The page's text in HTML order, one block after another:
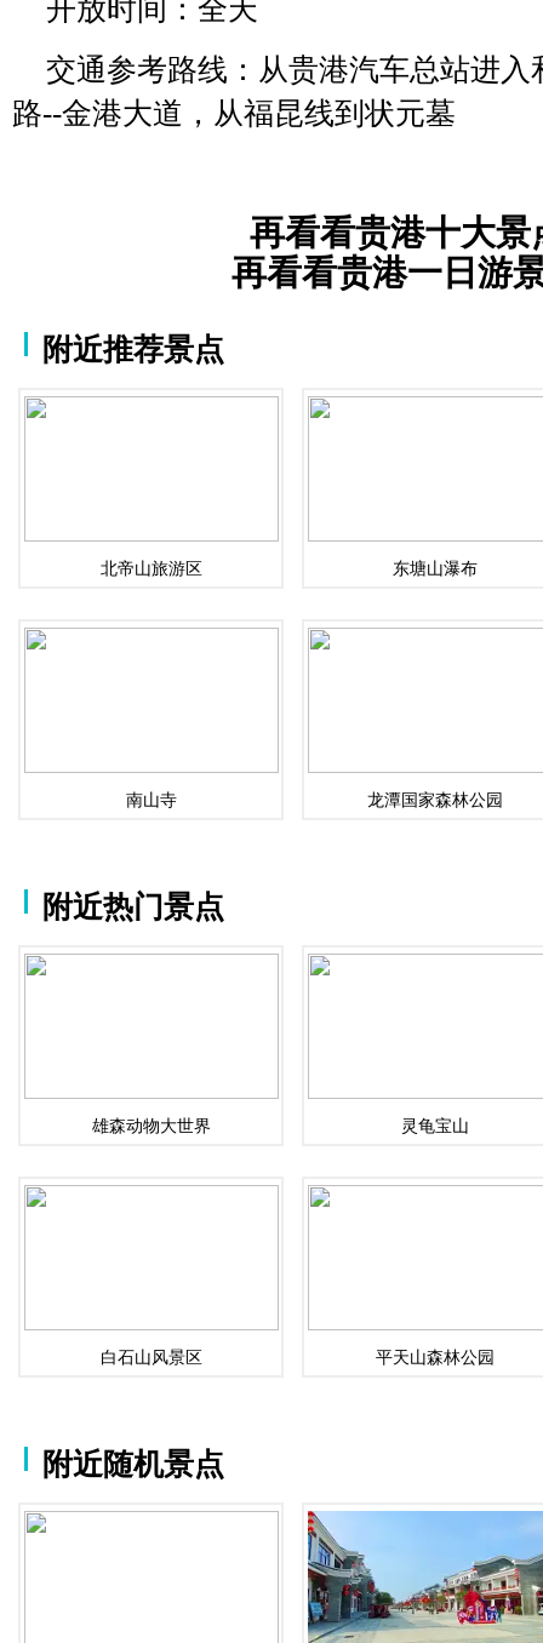
开放时间：全天
交通参考路线：从贵港汽车总站进
路--金港大道，从福昆线到状元墓
再看看贵港十大景
再看看贵港一日游
附近推荐景点
北帝山旅游区 东塘山瀑布
南山寺 龙潭国家森林公园
附近热门景点
雄森动物大世界 灵龟宝山
白石山风景区 平天山森林公园
附近随机景点